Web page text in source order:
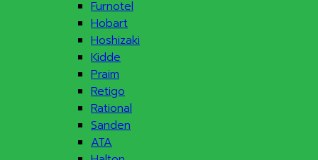
Furnotel
Hobart
Hoshizaki
Kidde
Praim
Retigo
Rational
Sanden
ATA